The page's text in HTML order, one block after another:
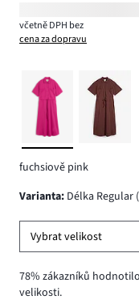
včetně DPH bez
cena za dopravu
fuchsiově pink
varianta: Délka Regular
Vybrat velikost
78% zákazníků
velikosti.